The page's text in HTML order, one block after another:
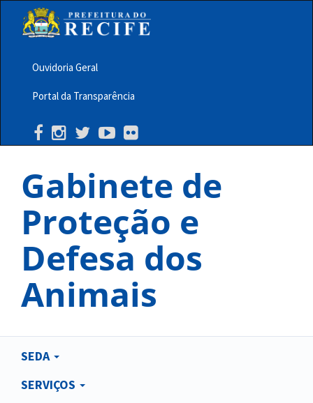
principalMenu
Barra
Topo
PCR
Ouvidoria Geral
Portal da Transparência
Gabinete de
Proteção e
Defesa dos
Animais
Main
navigation
SEDA
SERVIÇOS